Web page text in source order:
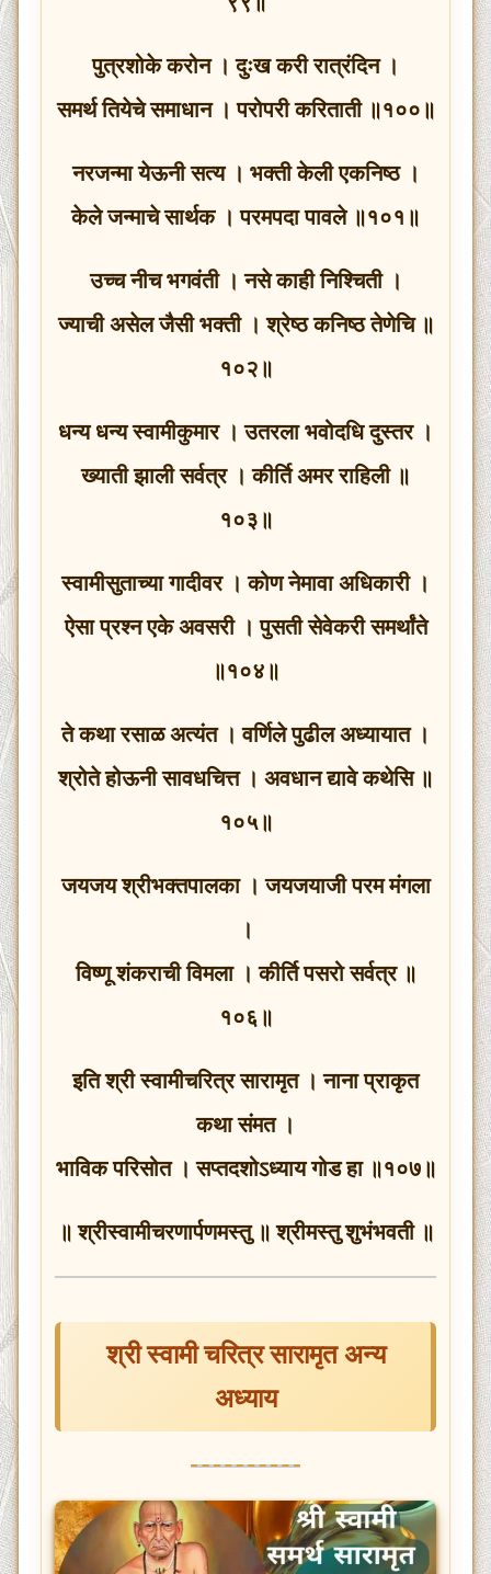
पुत्रशोके करोन । दुःख करी रात्रंदिन ।
समर्थ तियेचे समाधान । परोपरी करिताती ॥१००॥
नरजन्मा येऊनी सत्य । भक्ती केली एकनिष्ठ ।
केले जन्माचे सार्थक । परमपदा पावले ॥१०१॥
उच्च नीच भगवंती । नसे काही निश्चिती ।
ज्याची असेल जैसी भक्ती । श्रेष्ठ कनिष्ठ तेणेचि ॥
१०२॥
धन्य धन्य स्वामीकुमार । उतरला भवोदधि दुस्तर ।
ख्याती झाली सर्वत्र । कीर्ति अमर राहिली ॥
१०३॥
स्वामीसुताच्या गादीवर । कोण नेमावा अधिकारी ।
ऐसा प्रश्न एके अवसरी । पुसती सेवेकरी समर्थांते
॥१०४॥
ते कथा रसाळ अत्यंत । वर्णिले पुढील अध्यायात ।
श्रोते होऊनी सावधचित्त । अवधान द्यावे कथेसि ॥
१०५॥
जयजय श्रीभक्तपालका । जयजयाजी परम मंगला
।
विष्णू शंकराची विमला । कीर्ति पसरो सर्वत्र ॥
१०६॥
इति श्री स्वामीचरित्र सारामृत । नाना प्राकृत
कथा संमत ।
भाविक परिसोत । सप्तदशोऽध्याय गोड हा ॥१०७॥
॥ श्रीस्वामीचरणार्पणमस्तु ॥ श्रीमस्तु शुभंभवती ॥
श्री स्वामी चरित्र सारामृत अन्य
अध्याय